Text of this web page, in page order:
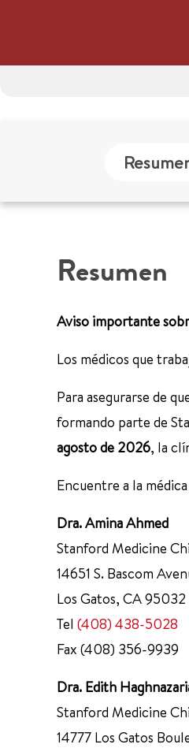
Resumen
Aviso importante
Los médicos que
Para asegurarse de
formando parte de
agosto de 2026, la
Encuentre a la
Dra. Amina Ahmed
Stanford Medicine
14651 S. Bascom
Los Gatos, CA 95032
Tel (408) 438-5028
Fax (408) 356-9939
Dra. Edith
Stanford Medicine
14777 Los Gatos